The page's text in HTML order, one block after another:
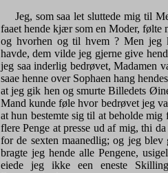
Jeg, som saa let sluttede mig til
faaet hende kjær som en Moder, følte
og hvorhen og til hvem ? Men jeg
havde, dem vilde jeg gjerne give
jeg saa inderlig bedrøvet, Madamen
saae henne over Sophaen hang
at jeg gik hen og smurte Billedets
Mand kunde føle hvor bedrøvet jeg
at hun bestemte sig til at beholde
flere Penge at presse ud af mig, thi
for de sexten maanedlig; og jeg
bragte jeg hende alle Pengene,
eiede jeg ikke een eneste